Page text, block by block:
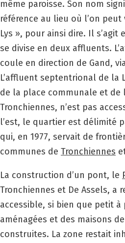
même paroisse. Son nom
référence au lieu où l’on
Lys », pour ainsi dire. Il s’agit
se divise en deux affluents.
coule en direction de Gand,
L’affluent septentrional de la
de la place communale et de
Tronchiennes, n’est pas
l’est, le quartier est délimité
qui, en 1977, servait de
communes de Tronchiennes
La construction d’un pont, le
Tronchiennes et De Assels, a
accessible, si bien que petit
aménagées et des maisons
construites. La zone restait